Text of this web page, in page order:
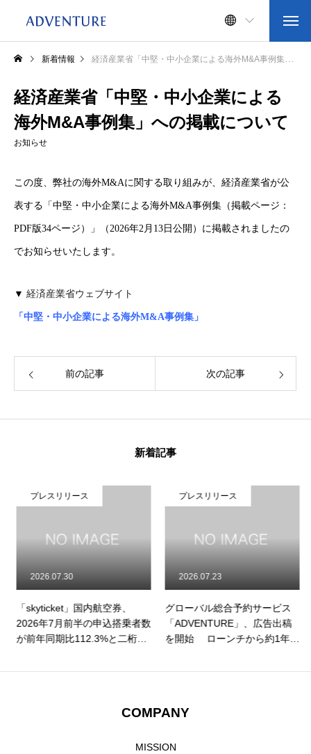
HOME トップ
COMPANY Adventureについて
GLOBAL SUBSIDIARIES
新着情報 経済産業省「中堅・中小企業による海外M&A事例集」への掲載について
経済産業省「中堅・中小企業による
海外M&A事例集」への掲載について
お知らせ
この度、弊社の海外M&Aに関する取り組みが、経済産業省が公
表する「中堅・中小企業による海外M&A事例集（掲載ページ：
PDF版34ページ）」（2026年2月13日公開）に掲載されましたの
でお知らせいたします。
▼ 経済産業省ウェブサイト
「中堅・中小企業による海外M&A事例集」
前の記事 次の記事
新着記事
プレスリリース
「skyticket」国内航空券、
2026年7月前半の申込搭乗者数
が前年同期比112.3%と二桁成
111.1%と二桁成長、夏休み需
2026.07.30
プレスリリース
グローバル総合予約サービス
「ADVENTURE」、広告出稿
を開始 ローンチから約1年、
2026.07.23
COMPANY
MISSION